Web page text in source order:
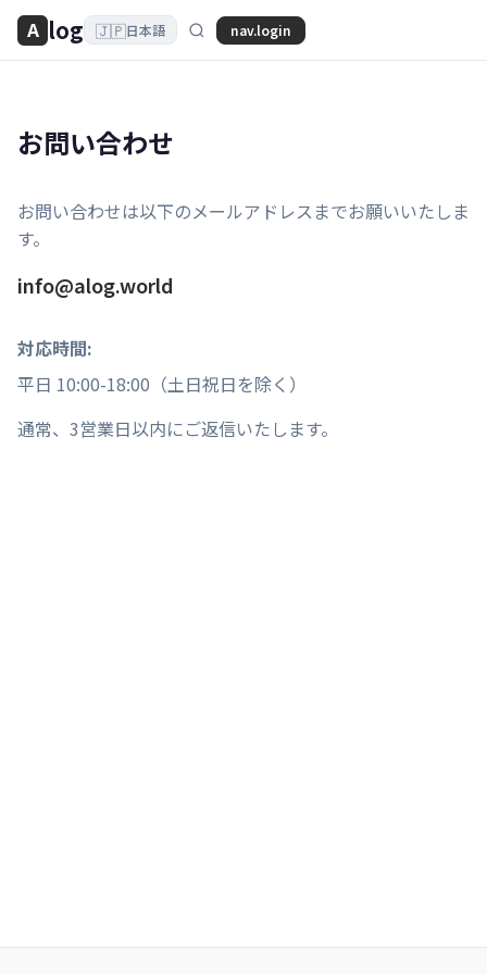
A log 🇯🇵日本語 nav.login
お問い合わせ
お問い合わせは以下のメールアドレスまでお願いいたしま
す。
info@alog.world
対応時間:
平日 10:00-18:00（土日祝日を除く）
通常、3営業日以内にご返信いたします。